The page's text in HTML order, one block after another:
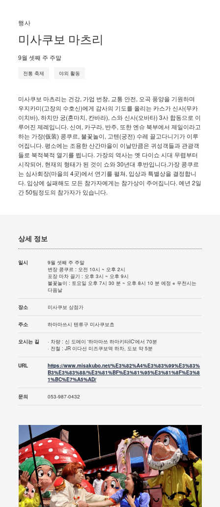
행사
미사쿠보 마츠리
9월 셋째 주 주말
전통 축제 야외 활동
미사쿠보 마츠리는 건강, 가업 번창, 교통 안전, 오곡 풍양을 기원하며
우지카미(고장의 수호신)에게 감사의 기도를 올리는 카스가 신사(무카
이치바), 하치만 궁(혼마치, 칸바라), 스와 신사(오바타) 3사 합동으로 이
루어진 제례입니다. 신여, 카구라, 반주, 또한 엔슈 북부에서 제일이라고
하는 가장(仮装) 콩쿠르, 불꽃놀이, 고텐(궁전) 수레 끌고다니기가 이루
어집니다. 평소에는 조용한 산간마을이 이날만큼은 귀성객들과 관광객
들로 북적북적 열기를 띕니다. 가장의 역사는 옛 다이쇼 시대 무렵부터
시작되어, 현재의 형태가 된 것이 쇼와 30년대 후반입니다.가장 콩쿠르
는 심사회장(마을의 4곳)에서 연기를 펼쳐, 입상과 특별상을 결정합니
다. 입상에 실패해도 모든 참가자에게는 참가상이 주어집니다. 예년 2일
간 50팀정도의 참가자가 있습니다.
상세 정보
일시
9월 셋째 주 주말
변장 콩쿠르 : 오전 10시 ~ 오후 2시
포장 마차 끌기 : 오후 3시 ~ 오후 9시
불꽃놀이 : 토요일 오후 7시 30 분 ~ 오후 8시 10 분 예정 ※ 우천시는
다음날
장소 미사쿠보 상점가
주소 하마마쓰시 텐류구 미사쿠보쵸
오시는 길
· 차량 : 신 도메이 '하마마쓰 하마키타IC'에서 70분
· 전철 : JR 이다선 미즈쿠보역 하차, 도보 약 5분
URL
https://www.misakubo.net/%E3%82%A4%E3%83%99%E3%83%
B3%E3%83%88/%E3%81%BF%E3%81%95%E3%81%8F%E3%8
1%BC%E7%A5%AD/
문의 053-987-0432